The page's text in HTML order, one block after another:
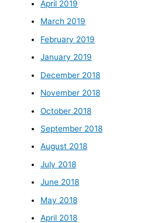
April 2019
March 2019
February 2019
January 2019
December 2018
November 2018
October 2018
September 2018
August 2018
July 2018
June 2018
May 2018
April 2018